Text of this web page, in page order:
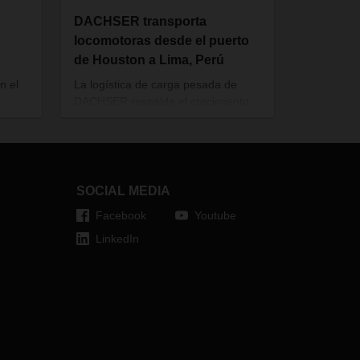
el
DACHSER transporta
locomotoras desde el puerto
de Houston a Lima, Perú
La logística de carga pesada de
SOCIAL MEDIA
Facebook
LinkedIn
Youtube